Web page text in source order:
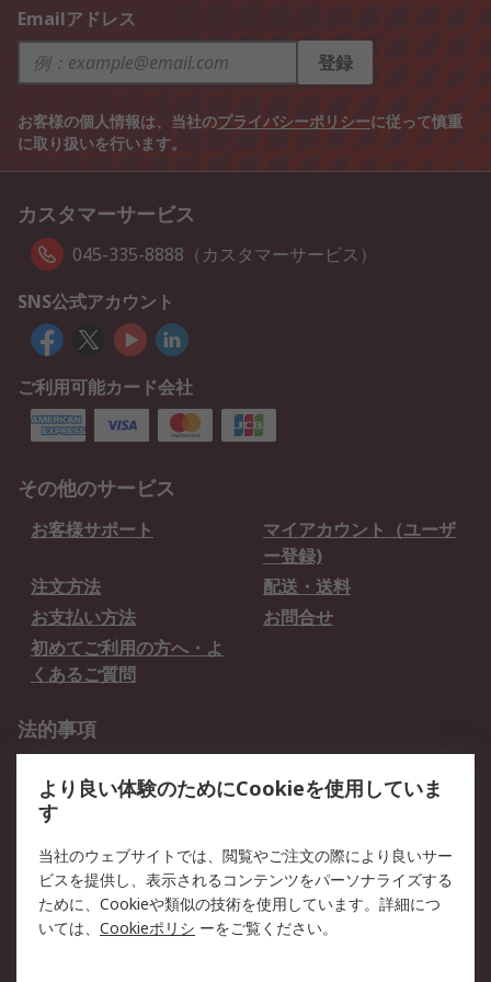
Emailアドレス
登録
お客様の個人情報は、当社のプライバシーポリシーに従って慎重
に取り扱いを行います。
カスタマーサービス
045-335-8888（カスタマーサービス）
SNS公式アカウント
ご利用可能カード会社
その他のサービス
お客様サポート
マイアカウント（ユーザ
ー登録)
注文方法
配送・送料
お支払い方法
お問合せ
初めてご利用の方へ・よ
くあるご質問
法的事項
クッキーポリシー
RSについて
会社概要
採用情報
プレスリリース＆お知ら
コーポレートサイト
より良い体験のためにCookieを使用していま
す
当社のウェブサイトでは、閲覧やご注文の際により良いサー
ビスを提供し、表示されるコンテンツをパーソナライズする
ために、Cookieや類似の技術を使用しています。詳細につ
いては、 Cookieポリシ ーをご覧ください。